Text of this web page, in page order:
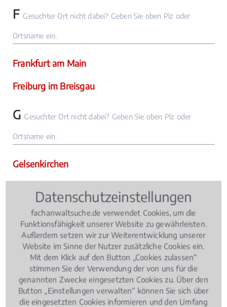
F Gesuchter Ort nicht dabei? Geben Sie oben Plz oder
Ortsname ein.
Frankfurt am Main
Freiburg im Breisgau
G Gesuchter Ort nicht dabei? Geben Sie oben Plz oder
Ortsname ein.
Gelsenkirchen
Gesuchter Ort nicht dabei? Geben Sie oben Plz oder
Ortsname ein.
Hamburg
Hannover
Heidelberg
Datenschutzeinstellungen
fachanwaltsuche.de verwendet Cookies, um die
Funktionsfähigkeit unserer Website zu gewährleisten.
Außerdem setzen wir zur Weiterentwicklung unserer
Website im Sinne der Nutzer zusätzliche Cookies ein.
Mit dem Klick auf den Button „Cookies zulassen“
stimmen Sie der Verwendung der von uns für die
genannten Zwecke eingesetzten Cookies zu. Über den
Button „Einstellungen verwalten“ können Sie sich über
die eingesetzten Cookies informieren und den Umfang